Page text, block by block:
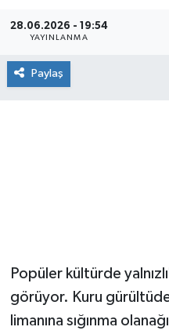
28.06.2026 - 19:54
YAYINLANMA
Paylaş
​Popüler kültürde
görüyor. Kuru
limanına sığınma